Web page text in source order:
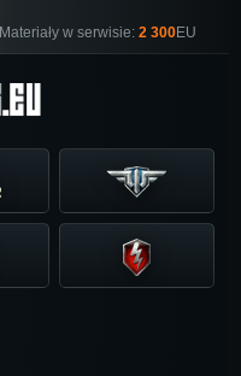
Materiały w serwisie: 2 300EU